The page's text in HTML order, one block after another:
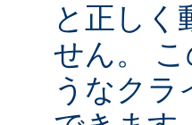
と正しく
せん。
うなクラ